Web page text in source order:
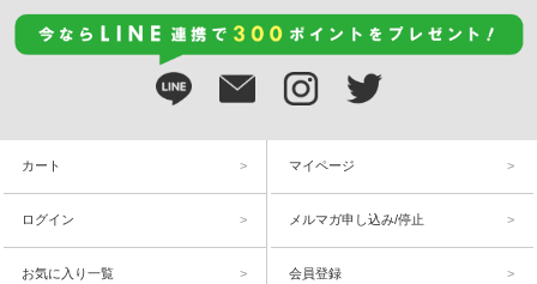
カート マイページ
ログイン メルマガ申し込み/停止
お気に入り一覧 会員登録